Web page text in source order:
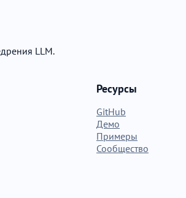
LLM.
Ресурсы
GitHub
Демо
Примеры
Сообщество